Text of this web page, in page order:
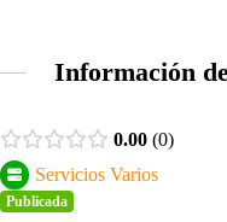
Información
0.00 0
Servicios Varios
Publicada